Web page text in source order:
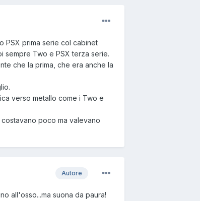
PSX prima serie col cabinet
sempre Two e PSX terza serie.
che la prima, che era anche la
verso metallo come i Two e
poco ma valevano
Autore
all'osso...ma suona da paura!